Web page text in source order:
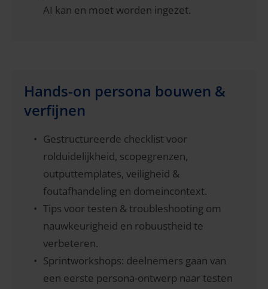
AI kan en moet worden ingezet.
Hands-on persona bouwen &
verfijnen
Gestructureerde checklist voor
rolduidelijkheid, scopegrenzen,
outputtemplates, veiligheid &
foutafhandeling en domeincontext.
Tips voor testen & troubleshooting om
nauwkeurigheid en robuustheid te
verbeteren.
Sprintworkshops: deelnemers gaan van
een eerste persona-ontwerp naar testen